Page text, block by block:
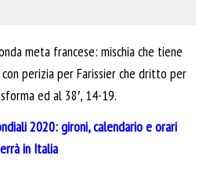
meta francese: mischia che tiene
perizia per Farissier che dritto per
ed al 38′, 14-19.
2020: gironi, calendario e orari
in Italia